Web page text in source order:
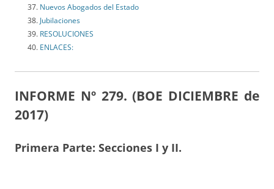
Nuevos Abogados del Estado
Jubilaciones
RESOLUCIONES
ENLACES:
INFORME Nº 279. (BOE DICIEMBRE de
2017)
Primera Parte: Secciones I y II.